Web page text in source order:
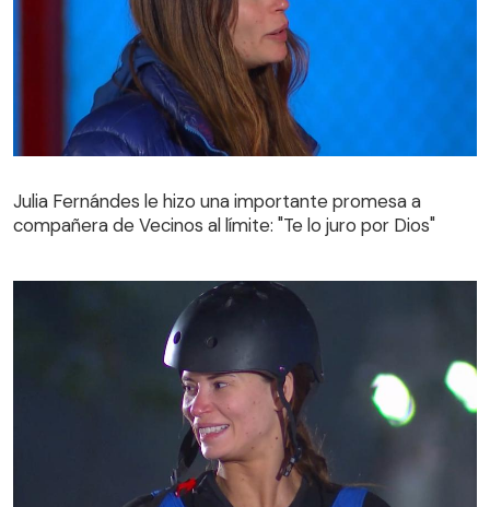
compañera de Vecinos al límite: "Te lo juro por Dios"
Julia Fernándes le hizo una importante promesa a
compañera de Vecinos al límite: "Te lo juro por Dios"